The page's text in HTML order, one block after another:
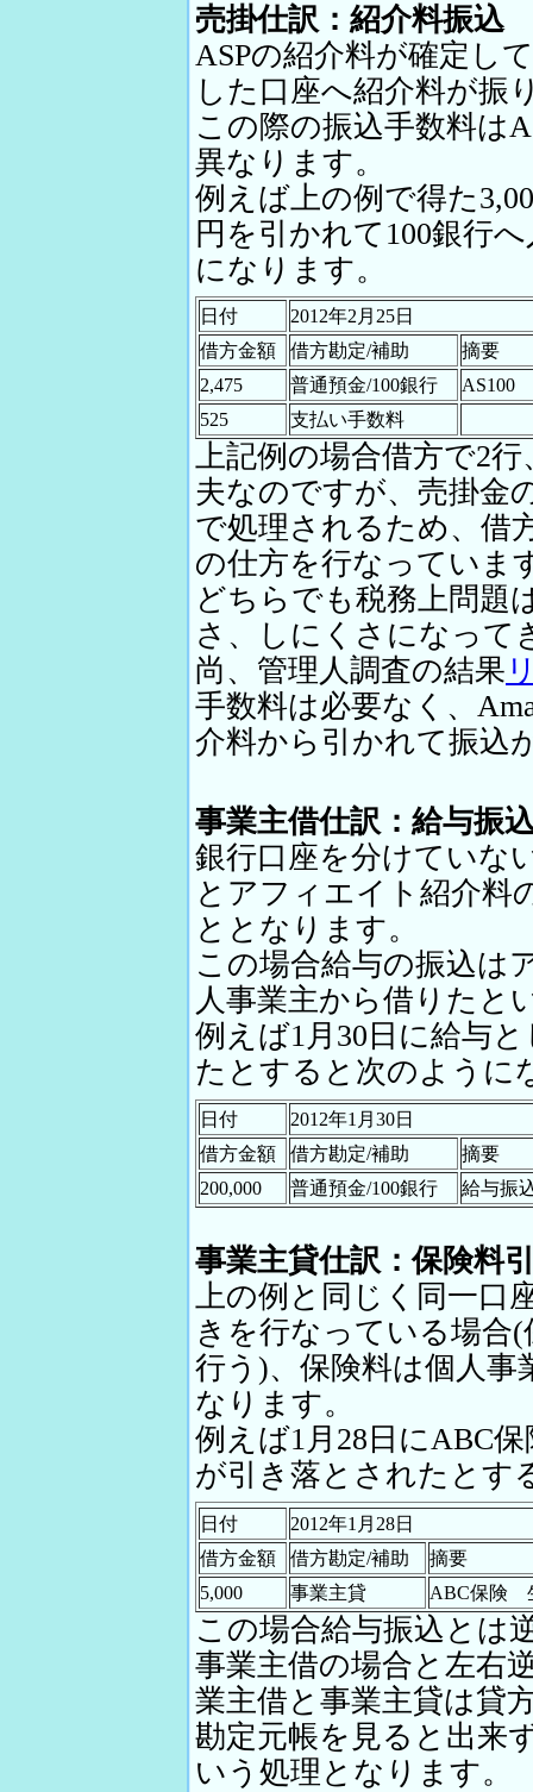
売掛仕訳：紹介料振込
ASPの紹介料が確定し
した口座へ紹介料が振
この際の振込手数料は
異なります。
例えば上の例で得た
円を引かれて100銀行
になります。
日付
2012年2月25日
借方金額
借方勘定/補助
摘要
2,475
普通預金/100銀行
AS100
525
支払い手数料
上記例の場合借方で2
夫なのですが、売掛金
で処理されるため、借
の仕方を行なっていま
どちらでも税務上問題
さ、しにくさになって
尚、管理人調査の結果
手数料は必要なく、
介料から引かれて振込
事業主借仕訳：給与振
銀行口座を分けていな
とアフィエイト紹介料
ととなります。
この場合給与の振込は
人事業主から借りたと
例えば1月30日に給与
たとすると次のように
日付
2012年1月30日
借方金額
借方勘定/補助
摘要
200,000
普通預金/100銀行 給与振
事業主貸仕訳：保険料
上の例と同じく同一口
きを行なっている場合
行う)、保険料は個人
なります。
例えば1月28日にABC
が引き落とされたとす
日付
2012年1月28日
借方金額
借方勘定/補助
摘要
5,000
事業主貸 ABC保険
この場合給与振込とは
事業主借の場合と左右
業主借と事業主貸は貸
勘定元帳を見ると出来
いう処理となります。